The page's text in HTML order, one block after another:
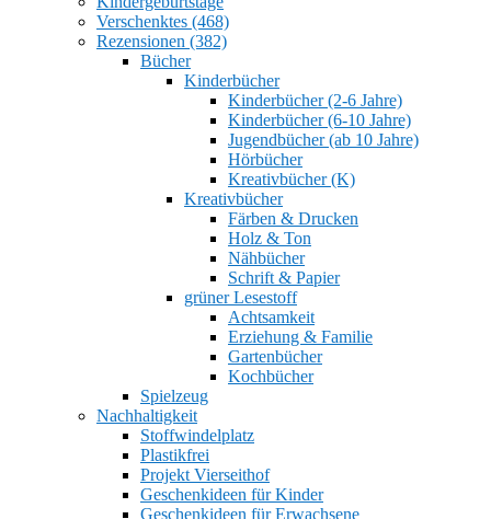
Verschenktes (468)
Rezensionen (382)
Bücher
Kinderbücher
Kinderbücher (2-6 Jahre)
Kinderbücher (6-10 Jahre)
Jugendbücher (ab 10 Jahre)
Hörbücher
Kreativbücher (K)
Kreativbücher
Färben & Drucken
Holz & Ton
Nähbücher
Schrift & Papier
grüner Lesestoff
Achtsamkeit
Erziehung & Familie
Gartenbücher
Kochbücher
Spielzeug
Nachhaltigkeit
Stoffwindelplatz
Plastikfrei
Projekt Vierseithof
Geschenkideen für Kinder
Geschenkideen für Erwachsene